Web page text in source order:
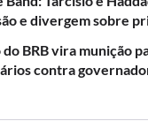
e divergem sobre
do BRB vira munição
contra